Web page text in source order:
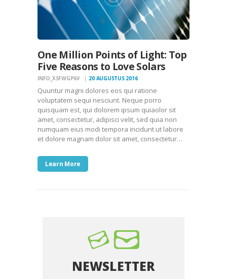
One Million Points of Light: Top
Five Reasons to Love Solars
INFO_XSFWGP6V 20 AUGUSTUS 2016
Quuntur magni dolores eos qui ratione
voluptatem sequi nesciunt. Neque porro
quisquam est, qui dolorem ipsum quiaolor sit
amet, consectetur, adipisci velit, sed quia non
numquam eius modi tempora incidunt ut labore
et dolore magnam dolor sit amet, consectetur…
Learn More
NEWSLETTER